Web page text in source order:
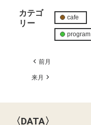
カテゴ
リー
cafe
program
前月
来月
〈DATA〉